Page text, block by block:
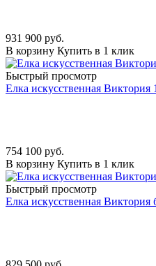
931 900 руб.
В корзину Купить в 1 клик
Быстрый просмотр
Елка искусственная Виктория
754 100 руб.
В корзину Купить в 1 клик
Быстрый просмотр
Елка искусственная Виктория